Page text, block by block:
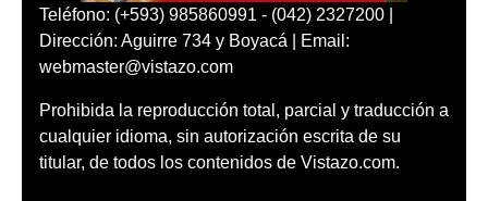
Teléfono: (+593) 985860991 - (042) 2327200 |
Dirección: Aguirre 734 y Boyacá | Email:
webmaster@vistazo.com
Prohibida la reproducción total, parcial y traducción a
cualquier idioma, sin autorización escrita de su
titular, de todos los contenidos de Vistazo.com.